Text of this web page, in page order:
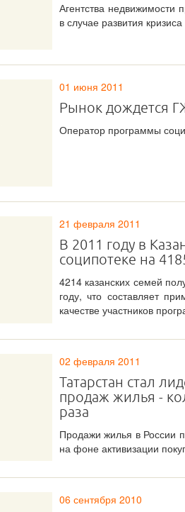
Агентства недвижимости
в случае развития кризиса
01 июня 2011
Рынок дождется
Оператор программы
21 февраля 2011
В 2011 году в
соципотеке на
4214 казанских семей
году, что составляет
качестве участников
02 февраля 2011
Татарстан стал
продаж жилья -
раза
Продажи жилья в России
на фоне активизации
06 сентября 2010